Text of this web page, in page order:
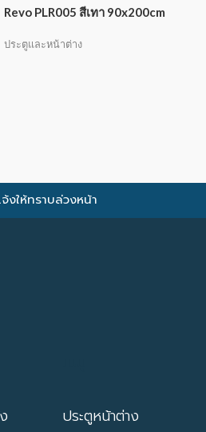
Revo PLR005 สีเทา 90x200cm
ประตูและหน้าต่าง
งให้ทราบล่วงหน้า
ประตูหน้าต่าง